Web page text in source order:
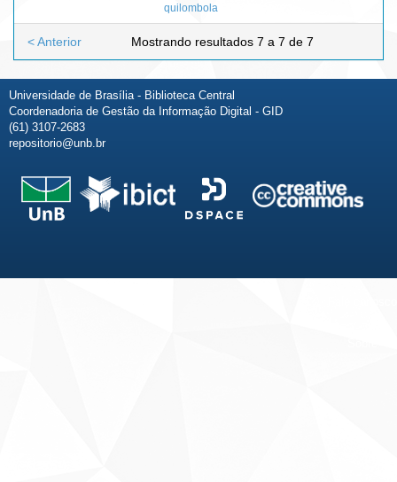
quilombola
Mostrando resultados 7 a 7 de 7
< Anterior
Universidade de Brasília - Biblioteca Central
Coordenadoria de Gestão da Informação Digital - GID
(61) 3107-2683
repositorio@unb.br